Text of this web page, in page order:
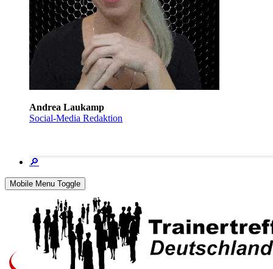
Andrea Laukamp
Social-Media Redaktion
🔎
Mobile Menu Toggle